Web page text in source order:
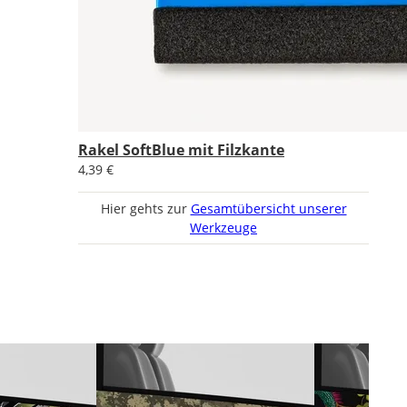
Rakel SoftBlue mit Filzkante
4,39 €
Hier gehts zur Gesamtübersicht unserer
Werkzeuge